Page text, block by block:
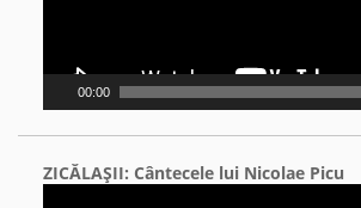
00:00
ZICĂLAŞII: Cântecele lui Nicolae Picu